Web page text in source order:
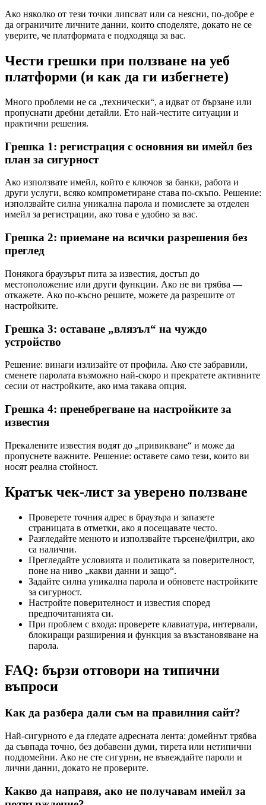
Ако няколко от тези точки липсват или са неясни, по-добре е
да ограничите личните данни, които споделяте, докато не се
уверите, че платформата е подходяща за вас.
Чести грешки при ползване на уеб
платформи (и как да ги избегнете)
Много проблеми не са „технически“, а идват от бързане или
пропуснати дребни детайли. Ето най-честите ситуации и
практични решения.
Грешка 1: регистрация с основния ви имейл без
план за сигурност
Ако използвате имейл, който е ключов за банки, работа и
други услуги, всяко компрометиране става по-скъпо. Решение:
използвайте силна уникална парола и помислете за отделен
имейл за регистрации, ако това е удобно за вас.
Грешка 2: приемане на всички разрешения без
преглед
Понякога браузърът пита за известия, достъп до
местоположение или други функции. Ако не ви трябва —
откажете. Ако по-късно решите, можете да разрешите от
настройките.
Грешка 3: оставане „влязъл“ на чуждо
устройство
Решение: винаги излизайте от профила. Ако сте забравили,
сменете паролата възможно най-скоро и прекратете активните
сесии от настройките, ако има такава опция.
Грешка 4: пренебрегване на настройките за
известия
Прекалените известия водят до „привикване“ и може да
пропуснете важните. Решение: оставете само тези, които ви
носят реална стойност.
Кратък чек-лист за уверено ползване
Проверете точния адрес в браузъра и запазете
страницата в отметки, ако я посещавате често.
Разгледайте менюто и използвайте търсене/филтри, ако
са налични.
Прегледайте условията и политиката за поверителност,
поне на ниво „какви данни и защо“.
Задайте силна уникална парола и обновете настройките
за сигурност.
Настройте поверителност и известия според
предпочитанията си.
При проблем с входа: проверете клавиатура, интервали,
блокиращи разширения и функция за възстановяване на
парола.
FAQ: бързи отговори на типични
въпроси
Как да разбера дали съм на правилния сайт?
Най-сигурното е да гледате адресната лента: домейнът трябва
да съвпада точно, без добавени думи, тирета или нетипични
поддомейни. Ако не сте сигурни, не въвеждайте пароли и
лични данни, докато не проверите.
Какво да направя, ако не получавам имейл за